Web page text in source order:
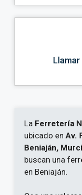
La Ferretería
ubicado en Av.
Beniaján,
buscan una
en Beniaján.